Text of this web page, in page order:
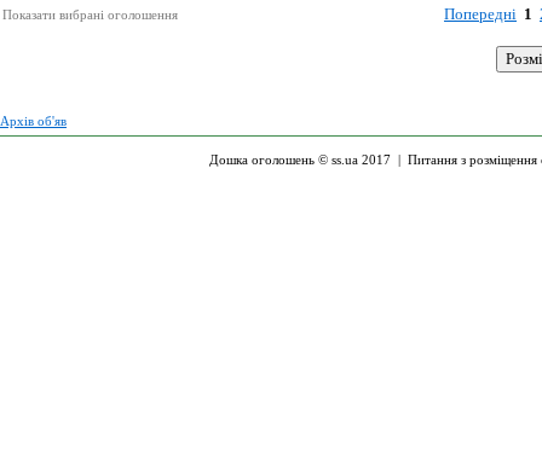
Показати вибрані оголошення Попередні 1
Архів об'яв
Дошка оголошень © ss.ua 2017 | Питання з